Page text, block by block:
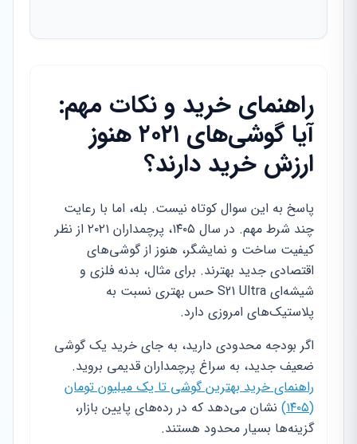
راهنمای خرید و نکات مهم:
آیا گوشی‌های ۲۰۲۱ هنوز
ارزش خرید دارند؟
پاسخ به این سوال کوتاه نیست. بله، اما با رعایت
چند شرط مهم. در سال ۱۴۰۵، پرچمداران ۲۰۲۱ از نظر
کیفیت ساخت و نمایشگر، هنوز از گوشی‌های
اقتصادی جدید بهترند. برای مثال، بدنه فلزی و
شیشه‌ای S21 Ultra حس بهتری نسبت به
پلاستیک‌های امروزی دارد.
اگر بودجه محدودی دارید، به جای خرید یک گوشی
ضعیف جدید، به سراغ پرچمداران قدیمی بروید.
راهنمای خرید بهترین گوشی تا یک میلیون تومان
(۱۴۰۵)
نشان می‌دهد که در رده‌های پایین بازار،
گزینه‌ها بسیار محدود هستند.